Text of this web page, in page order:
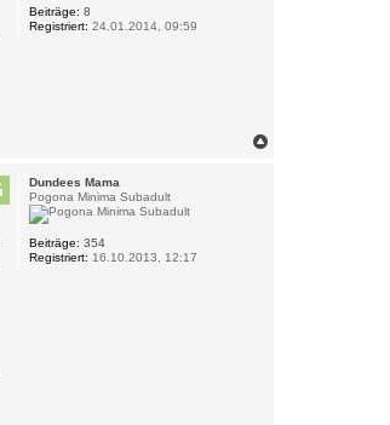
Beiträge: 8
Registriert: 24.01.2014, 09:59
Dundees Mama
Pogona Minima Subadult
Beiträge: 354
Registriert: 16.10.2013, 12:17